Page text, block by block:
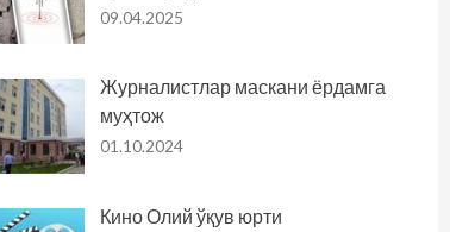
09.04.2025
Журналистлар маскани ёрдамга
муҳтож
01.10.2024
Кино Олий ўқув юрти